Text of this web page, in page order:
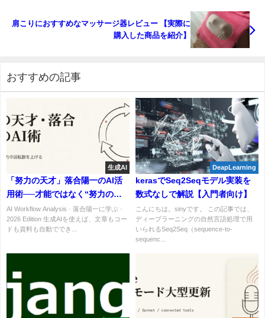
肩こりにおすすめなマッサージ器レビュー 【実際に
購入した商品を紹介】
おすすめの記事
生成AI
「努力の天才」落合陽一のAI活
用術──才能ではなく“努力の回
転数”を上げる8原則
AI Workflow Analysis · 落合陽一に学ぶ ·
2026 Edition 生成AIを使えば、文章もコー
ドも資料も自動ででき...
DeapLearning
kerasでSeq2Seqモデル実装を
数式なしで解説【入門者向け】
こんにちは。sinyです。 この記事では、
ディープラーニングの自然言語処理で用
いられるSeq2Seq（sequence-to-
sequenc...